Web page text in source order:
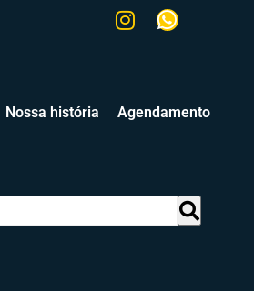
Nossa história Agendamento